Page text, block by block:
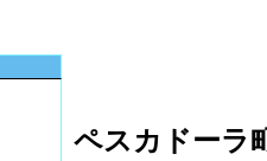
ペスカドーラ